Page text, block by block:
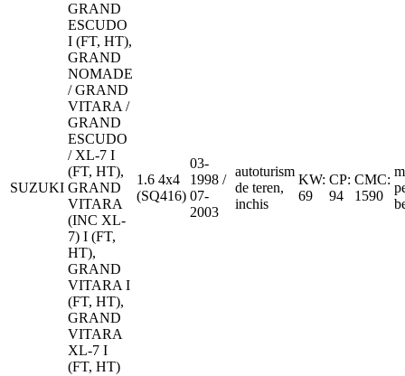
SUZUKI
GRAND
ESCUDO
I (FT, HT),
GRAND
NOMADE
/ GRAND
VITARA /
GRAND
ESCUDO
/ XL-7 I
(FT, HT),
GRAND
VITARA
(INC XL-
7) I (FT,
HT),
GRAND
VITARA I
(FT, HT),
GRAND
VITARA
XL-7 I
(FT, HT)
1.6 4x4
(SQ416)
03-
1998 /
07-
2003
autoturism
de teren,
inchis
KW:
69
CP:
94
CMC:
1590